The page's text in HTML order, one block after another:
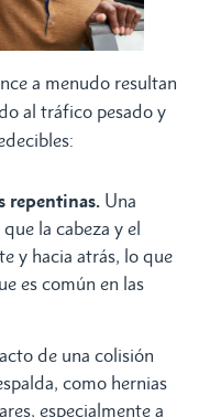
a menudo resultan
al tráfico pesado y
repentinas. Una
la cabeza y el
y hacia atrás, lo que
es común en las
de una colisión
como hernias
especialmente a